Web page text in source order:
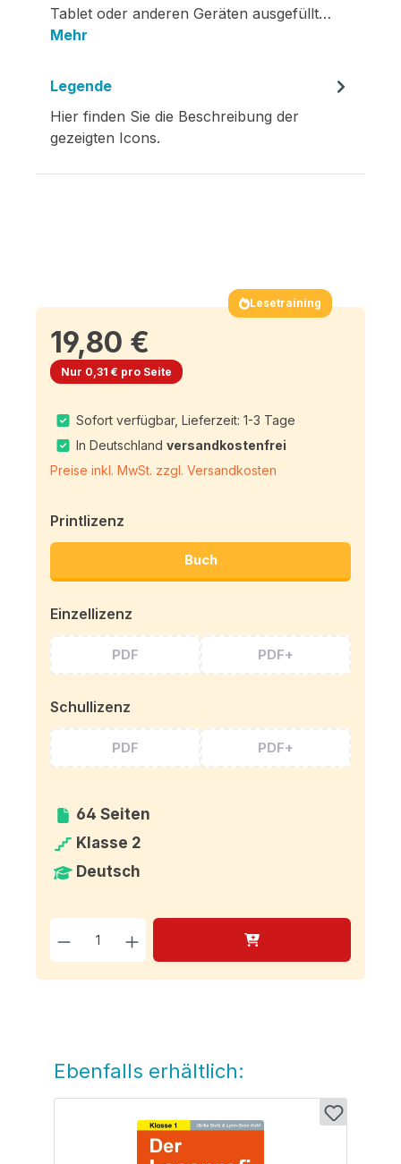
Tablet oder anderen Geräten ausgefüllt…
Mehr
Legende
Hier finden Sie die Beschreibung der
gezeigten Icons.
Lesetraining
19,80 €
Nur 0,31 € pro Seite
Sofort verfügbar, Lieferzeit: 1-3 Tage
In Deutschlandversandkostenfrei
Preise inkl. MwSt. zzgl. Versandkosten
Printlizenz
Buch
Einzellizenz
PDF PDF+
Schullizenz
PDF PDF+
64 Seiten
Klasse 2
Deutsch
Produkt Anzahl: Gib den
Produktgalerie überspringen
Ebenfalls erhältlich: